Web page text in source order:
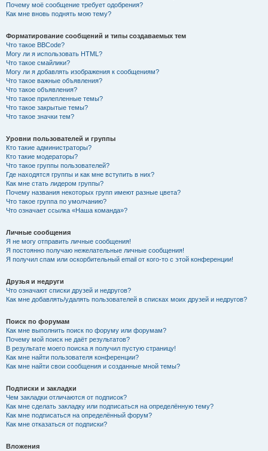
Почему моё сообщение требует одобрения?
Как мне вновь поднять мою тему?
Форматирование сообщений и типы создаваемых тем
Что такое BBCode?
Могу ли я использовать HTML?
Что такое смайлики?
Могу ли я добавлять изображения к сообщениям?
Что такое важные объявления?
Что такое объявления?
Что такое прилепленные темы?
Что такое закрытые темы?
Что такое значки тем?
Уровни пользователей и группы
Кто такие администраторы?
Кто такие модераторы?
Что такое группы пользователей?
Где находятся группы и как мне вступить в них?
Как мне стать лидером группы?
Почему названия некоторых групп имеют разные цвета?
Что такое группа по умолчанию?
Что означает ссылка «Наша команда»?
Личные сообщения
Я не могу отправить личные сообщения!
Я постоянно получаю нежелательные личные сообщения!
Я получил спам или оскорбительный email от кого-то с этой конференции!
Друзья и недруги
Что означают списки друзей и недругов?
Как мне добавлять/удалять пользователей в списках моих друзей и недругов?
Поиск по форумам
Как мне выполнить поиск по форуму или форумам?
Почему мой поиск не даёт результатов?
В результате моего поиска я получил пустую страницу!
Как мне найти пользователя конференции?
Как мне найти свои сообщения и созданные мной темы?
Подписки и закладки
Чем закладки отличаются от подписок?
Как мне сделать закладку или подписаться на определённую тему?
Как мне подписаться на определённый форум?
Как мне отказаться от подписки?
Вложения